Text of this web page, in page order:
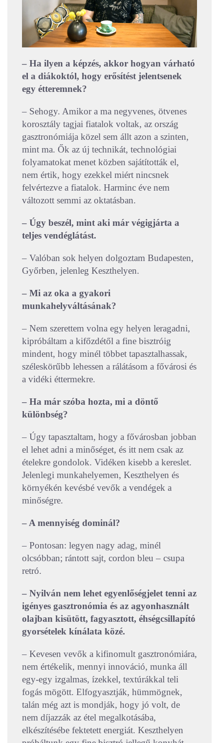
– Ha ilyen a képzés, akkor hogyan várható
el a diákoktól, hogy erősítést jelentsenek
egy étteremnek?
– Sehogy. Amikor a ma negyvenes, ötvenes
korosztály tagjai fiatalok voltak, az ország
gasztronómiája közel sem állt azon a szinten,
mint ma. Ők az új technikát, technológiai
folyamatokat menet közben sajátították el,
nem értik, hogy ezekkel miért nincsnek
felvértezve a fiatalok. Harminc éve nem
változott semmi az oktatásban.
– Úgy beszél, mint aki már végigjárta a
teljes vendéglátást.
– Valóban sok helyen dolgoztam Budapesten,
Győrben, jelenleg Keszthelyen.
– Mi az oka a gyakori
munkahelyváltásának?
– Nem szerettem volna egy helyen leragadni,
kipróbáltam a kifőzdétől a fine bisztróig
mindent, hogy minél többet tapasztalhassak,
széleskörűbb lehessen a rálátásom a fővárosi és
a vidéki éttermekre.
– Ha már szóba hozta, mi a döntő
különbség?
– Úgy tapasztaltam, hogy a fővárosban jobban
el lehet adni a minőséget, és itt nem csak az
ételekre gondolok. Vidéken kisebb a kereslet.
Jelenlegi munkahelyemen, Keszthelyen és
környékén kevésbé vevők a vendégek a
minőségre.
– A mennyiség dominál?
– Pontosan: legyen nagy adag, minél
olcsóbban; rántott sajt, cordon bleu – csupa
retró.
– Nyilván nem lehet egyenlőségjelet tenni az
igényes gasztronómia és az agyonhasznált
olajban kisütött, fagyasztott, éhségcsillapító
gyorsételek kínálata közé.
– Kevesen vevők a kifinomult gasztronómiára,
nem értékelik, mennyi innováció, munka áll
egy-egy izgalmas, ízekkel, textúrákkal teli
fogás mögött. Elfogyasztják, hümmögnek,
talán még azt is mondják, hogy jó volt, de
nem díjazzák az étel megalkotásába,
elkészítésébe fektetett energiát. Keszthelyen